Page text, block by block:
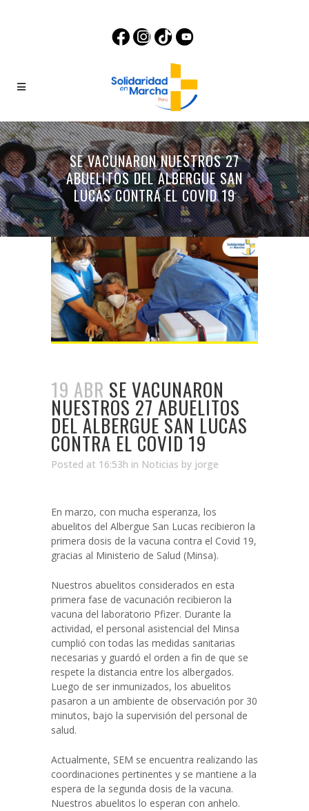
SE VACUNARON NUESTROS 27
ABUELITOS DEL ALBERGUE SAN
LUCAS CONTRA EL COVID 19
19 ABR SE VACUNARON
NUESTROS 27 ABUELITOS
DEL ALBERGUE SAN LUCAS
CONTRA EL COVID 19
Posted at 16:53h in Noticias by jorge
En marzo, con mucha esperanza, los
abuelitos del Albergue San Lucas recibieron la
primera dosis de la vacuna contra el Covid 19,
gracias al Ministerio de Salud (Minsa).
Nuestros abuelitos considerados en esta
primera fase de vacunación recibieron la
vacuna del laboratorio Pfizer. Durante la
actividad, el personal asistencial del Minsa
cumplió con todas las medidas sanitarias
necesarias y guardó el orden a fin de que se
respete la distancia entre los albergados.
Luego de ser inmunizados, los abuelitos
pasaron a un ambiente de observación por 30
minutos, bajo la supervisión del personal de
salud.
Actualmente, SEM se encuentra realizando las
coordinaciones pertinentes y se mantiene a la
espera de la segunda dosis de la vacuna.
Nuestros abuelitos lo esperan con anhelo.